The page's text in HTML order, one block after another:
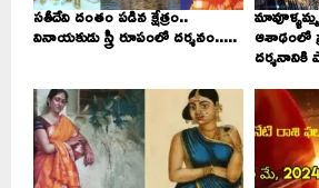
సతీదేవి దంతం పడిన క్షేత్రం..
వినాయకుడు స్త్రీ రూపంలో దర్శనం..... ఆశాఢంలో
దర్శనానికి